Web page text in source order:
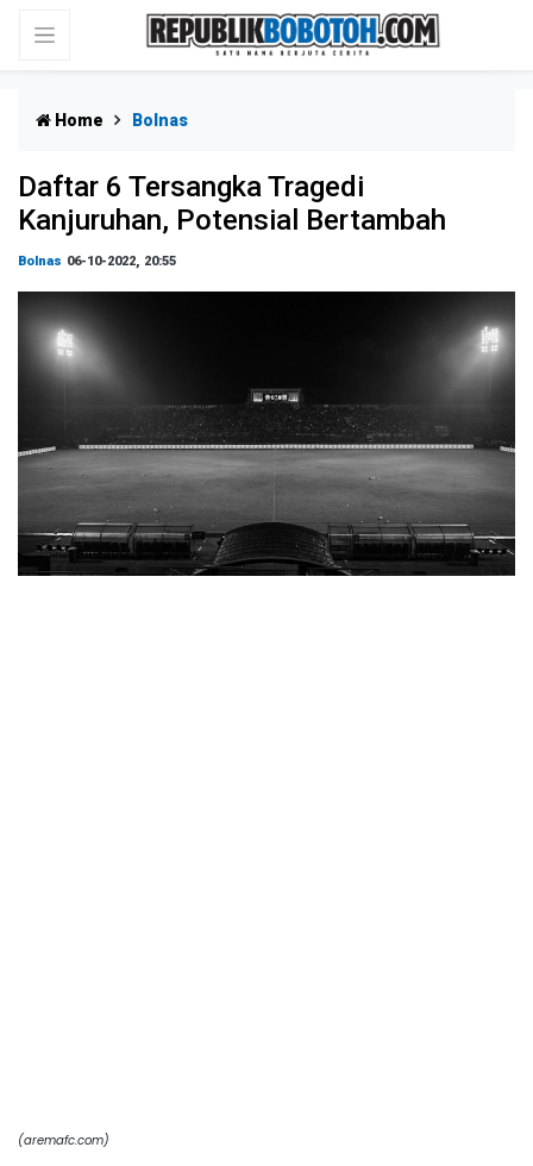
Home Bolnas
Daftar 6 Tersangka Tragedi
Kanjuruhan, Potensial Bertambah
Bolnas 06-10-2022, 20:55
(aremafc.com)